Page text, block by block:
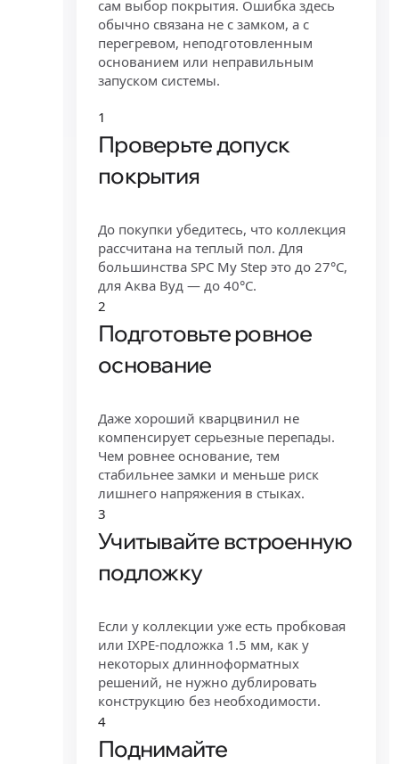
сам выбор покрытия. Ошибка здесь
обычно связана не с замком, а с
перегревом, неподготовленным
основанием или неправильным
запуском системы.
1
Проверьте допуск
покрытия
До покупки убедитесь, что коллекция
рассчитана на теплый пол. Для
большинства SPC My Step это до 27°C,
для Аква Вуд — до 40°C.
2
Подготовьте ровное
основание
Даже хороший кварцвинил не
компенсирует серьезные перепады.
Чем ровнее основание, тем
стабильнее замки и меньше риск
лишнего напряжения в стыках.
3
Учитывайте встроенную
подложку
Если у коллекции уже есть пробковая
или IXPE-подложка 1.5 мм, как у
некоторых длинноформатных
решений, не нужно дублировать
конструкцию без необходимости.
4
Поднимайте